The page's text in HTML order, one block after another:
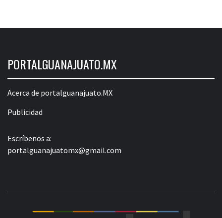
PORTALGUANAJUATO.MX
Acerca de portalguanajuato.MX
Publicidad
Escríbenos a:
portalguanajuatomx@gmail.com